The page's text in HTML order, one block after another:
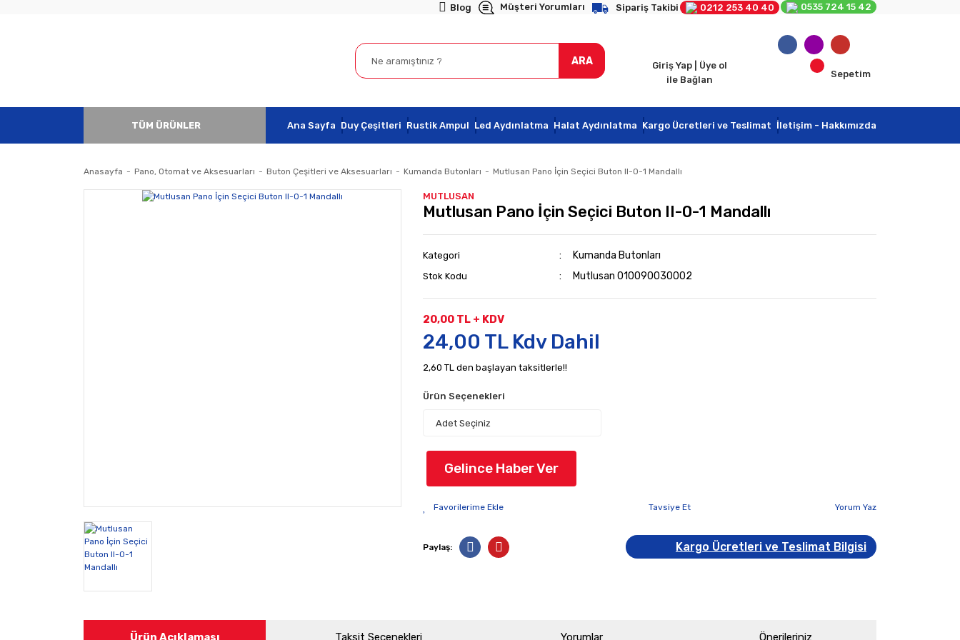
Blog Müşteri Yorumları Sipariş Takibi 0212 253 40 40 0535 724 15 42
ARA
Giriş Yap | Üye ol
ile Bağlan
Sepetim
TÜM ÜRÜNLER Ana Sayfa Duy Çeşitleri Rustik Ampul Led Aydınlatma Halat Aydınlatma Kargo Ücretleri ve Teslimat İletişim - Hakkımızda
Anasayfa Pano, Otomat ve Aksesuarları Buton Çeşitleri ve Aksesuarları Kumanda Butonları Mutlusan Pano İçin Seçici Buton II-0-1 Mandallı
MUTLUSAN
Mutlusan Pano İçin Seçici Buton II-0-1 Mandallı
Kategori Kumanda Butonları
Stok Kodu Mutlusan 010090030002
20,00 TL + KDV
24,00 TL Kdv Dahil
2,60 TL den başlayan taksitlerle!!
Ürün Seçenekleri
Gelince Haber Ver
Tavsiye Et Yorum Yaz
Paylaş: Kargo Ücretleri ve Teslimat Bilgisi
Ürün Açıklaması Taksit Seçenekleri Yorumlar Önerileriniz